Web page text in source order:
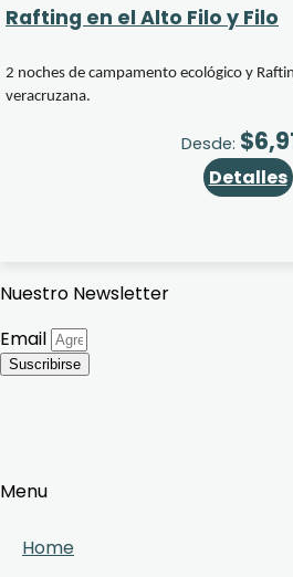
Rafting en el Alto Filo y Filo
2 noches de campamento ecológico y
veracruzana.
Desde: $
Detalles
Nuestro Newsletter
Email
Suscribirse
Menu
Home